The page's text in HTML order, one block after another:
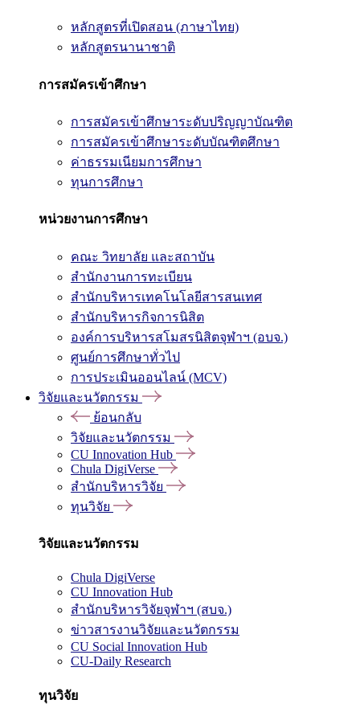
หลักสูตรที่เปิดสอน (ภาษาไทย)
หลักสูตรนานาชาติ
การสมัครเข้าศึกษา
การสมัครเข้าศึกษาระดับปริญญาบัณฑิต
การสมัครเข้าศึกษาระดับบัณฑิตศึกษา
ค่าธรรมเนียมการศึกษา
ทุนการศึกษา
หน่วยงานการศึกษา
คณะ วิทยาลัย และสถาบัน
สำนักงานการทะเบียน
สำนักบริหารเทคโนโลยีสารสนเทศ
สำนักบริหารกิจการนิสิต
องค์การบริหารสโมสรนิสิตจุฬาฯ (อบจ.)
ศูนย์การศึกษาทั่วไป
การประเมินออนไลน์ (MCV)
วิจัยและนวัตกรรม
ย้อนกลับ
วิจัยและนวัตกรรม
CU Innovation Hub
Chula DigiVerse
สำนักบริหารวิจัย
ทุนวิจัย
วิจัยและนวัตกรรม
Chula DigiVerse
CU Innovation Hub
สำนักบริหารวิจัยจุฬาฯ (สบจ.)
ข่าวสารงานวิจัยและนวัตกรรม
CU Social Innovation Hub
CU-Daily Research
ทุนวิจัย